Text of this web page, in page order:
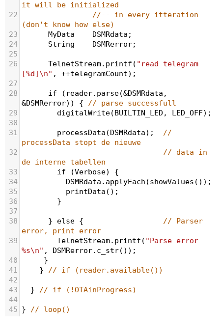
it will be initialized
22
//-- in every itteration
(don't know how else)
23
MyData DSMRdata ;
24
String DSMRerror;
25
26
TelnetStream. printf ( "read telegram
[%d]\n" , ++telegramCount);
27
28
if ( reader. parse(&DSMRdata
&DSMRerror)) { // parse successfull
29
digitalWrite(BUILTIN_LED , LED_OFF);
30
31
processData (DSMRdata); //
32
// data in
de interne tabellen
33
if (Verbose) {
34
DSMRdata . applyEach (showValues ());
35
printData ();
36
}
37
38
} else { // Parser
error, print error
39
TelnetStream. printf ( "Parse error
%s\n" , DSMRerror. c_str());
40
}
41
}
42
43
  }
44
45 } // loop()